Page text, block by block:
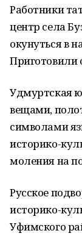
Работники
центр села
окунуться в
Приготовили
Удмуртская
вещами,
символами
историко-
моления на
Русское
историко-
Уфимского